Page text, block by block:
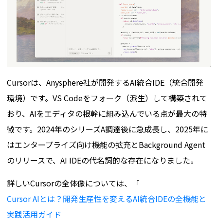
Cursorは、Anysphere社が開発するAI統合IDE（統合開発
環境）です。VS Codeをフォーク（派生）して構築されて
おり、AIをエディタの根幹に組み込んでいる点が最大の特
徴です。2024年のシリーズA調達後に急成長し、2025年に
はエンタープライズ向け機能の拡充とBackground Agent
のリリースで、AI IDEの代名詞的な存在になりました。
詳しいCursorの全体像については、「
Cursor AIとは？開発生産性を変えるAI統合IDEの全機能と
実践活用ガイド